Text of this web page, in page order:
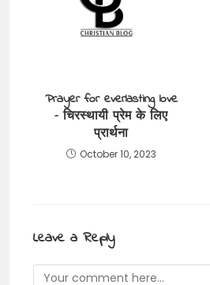
Prayer for everlasting love
– चिरस्थायी प्रेम के लिए
प्रार्थना
October 10, 2023
Leave a Reply
Comment